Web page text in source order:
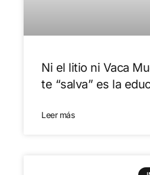
Ni el litio ni Vaca
te “salva” es la
Leer más